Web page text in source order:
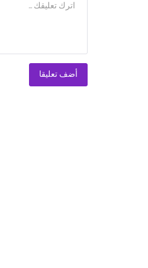
أضف تعليقا